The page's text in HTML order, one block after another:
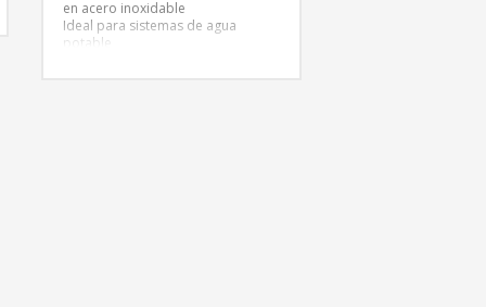
en acero inoxidable
Ideal para sistemas de agua
potable